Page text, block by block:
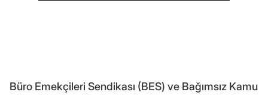
Büro Emekçileri Sendikası (BES) ve Bağımsız Kamu